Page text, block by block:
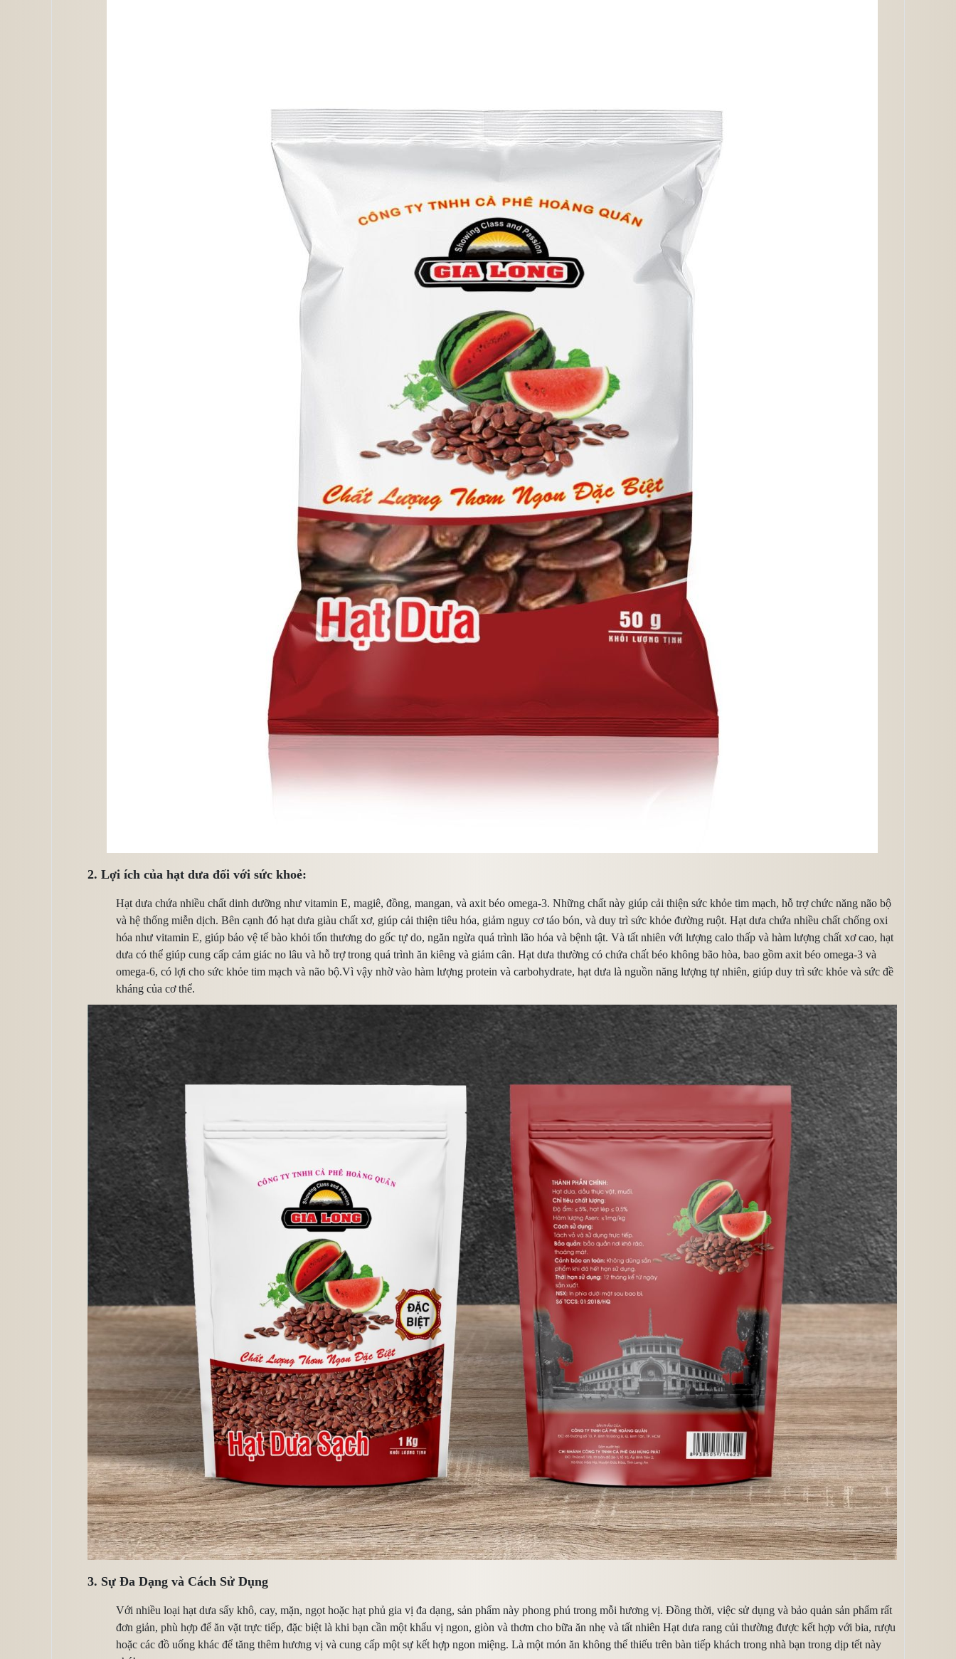
2. Lợi ích của hạt dưa đối với sức khoẻ:
Hạt dưa chứa nhiều chất dinh dưỡng như vitamin E, magiê, đồng, mangan, và axit béo omega-3. Những chất này giúp cải thiện sức khỏe tim mạch, hỗ trợ chức năng não bộ
và hệ thống miễn dịch. Bên cạnh đó hạt dưa giàu chất xơ, giúp cải thiện tiêu hóa, giảm nguy cơ táo bón, và duy trì sức khỏe đường ruột. Hạt dưa chứa nhiều chất chống oxi
hóa như vitamin E, giúp bảo vệ tế bào khỏi tổn thương do gốc tự do, ngăn ngừa quá trình lão hóa và bệnh tật. Và tất nhiên với lượng calo thấp và hàm lượng chất xơ cao, hạt
dưa có thể giúp cung cấp cảm giác no lâu và hỗ trợ trong quá trình ăn kiêng và giảm cân. Hạt dưa thường có chứa chất béo không bão hòa, bao gồm axit béo omega-3 và
omega-6, có lợi cho sức khỏe tim mạch và não bộ.Vì vậy nhờ vào hàm lượng protein và carbohydrate, hạt dưa là nguồn năng lượng tự nhiên, giúp duy trì sức khỏe và sức đề
kháng của cơ thể.
3. Sự Đa Dạng và Cách Sử Dụng
Với nhiều loại hạt dưa sấy khô, cay, mặn, ngọt hoặc hạt phủ gia vị đa dạng, sản phẩm này phong phú trong mỗi hương vị. Đồng thời, việc sử dụng và bảo quản sản phẩm rất
đơn giản, phù hợp để ăn vặt trực tiếp, đặc biệt là khi bạn cần một khẩu vị ngon, giòn và thơm cho bữa ăn nhẹ và tất nhiên Hạt dưa rang củi thường được kết hợp với bia, rượu
hoặc các đồ uống khác để tăng thêm hương vị và cung cấp một sự kết hợp ngon miệng. Là một món ăn không thể thiếu trên bàn tiếp khách trong nhà bạn trong dịp tết này